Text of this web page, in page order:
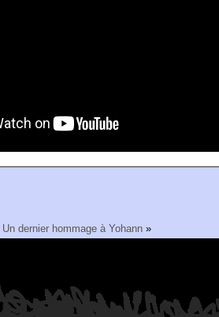
Un dernier hommage à Yohann »